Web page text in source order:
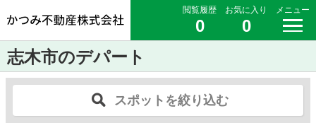
閲覧履歴
0
お気に入り
0
メニュー
志木市のデパート
スポットを絞り込む